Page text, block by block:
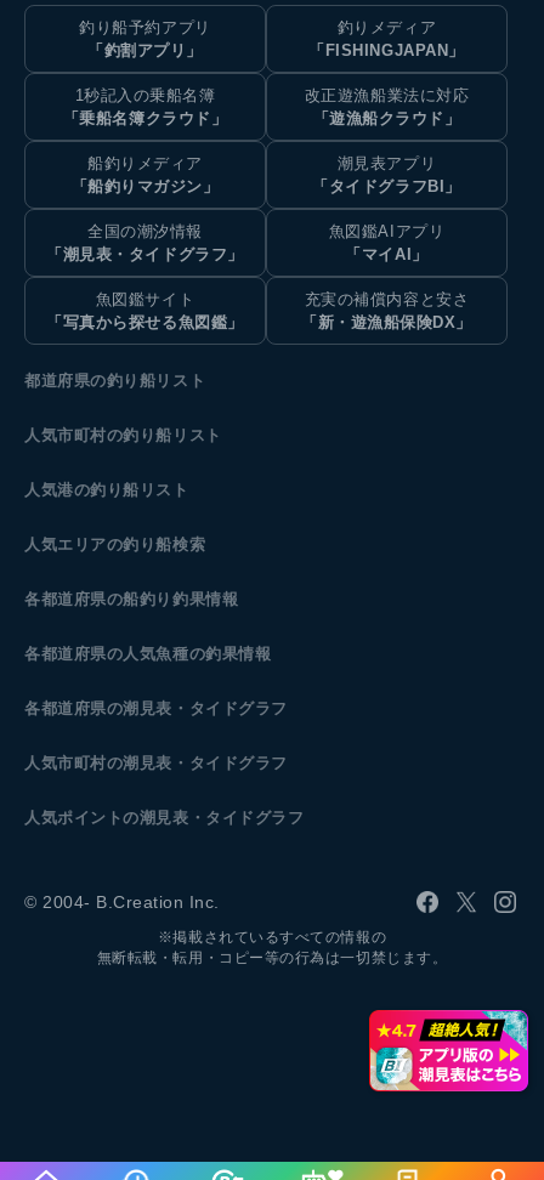
釣り船予約アプリ
「釣割アプリ」
釣りメディア
「FISHINGJAPAN」
1秒記入の乗船名簿
「乗船名簿クラウド」
改正遊漁船業法に対応
「遊漁船クラウド」
船釣りメディア
「船釣りマガジン」
潮見表アプリ
「タイドグラフBI」
全国の潮汐情報
「潮見表・タイドグラフ」
魚図鑑AIアプリ
「マイAI」
魚図鑑サイト
「写真から探せる魚図鑑」
充実の補償内容と安さ
「新・遊漁船保険DX」
都道府県の釣り船リスト
人気市町村の釣り船リスト
人気港の釣り船リスト
人気エリアの釣り船検索
各都道府県の船釣り釣果情報
各都道府県の人気魚種の釣果情報
各都道府県の潮見表 ・タイドグラフ
人気市町村の潮見表・タイドグラフ
人気ポイントの潮見表・タイドグラフ
© 2004- B.Creation Inc.
※掲載されているすべての情報の
無断転載・転用・コピー等の行為は一切禁じます。